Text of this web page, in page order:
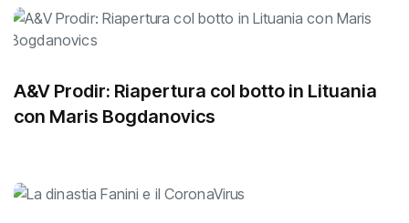
A&V Prodir: Riapertura col botto in Lituania
con Maris Bogdanovics